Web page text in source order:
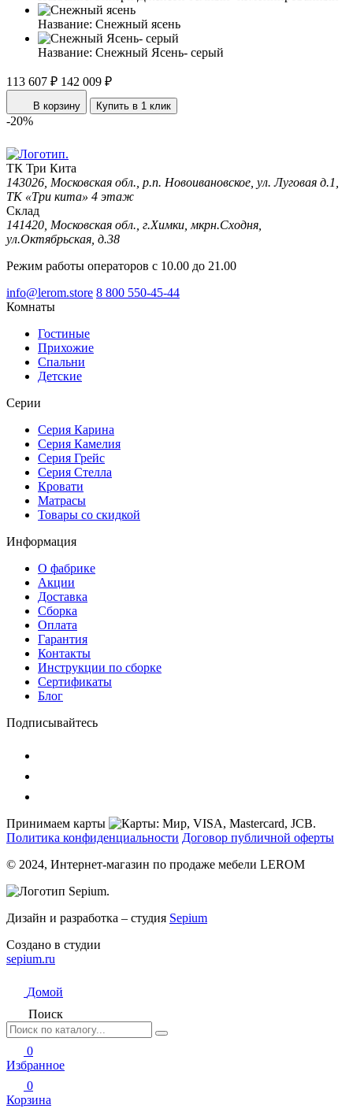
Название: Снежный ясень
Название: Снежный Ясень- серый
113 607 ₽ 142 009 ₽
В корзину Купить в 1 клик
-20%
ТК Три Кита
143026, Московская обл., р.п. Новоивановское, ул. Луговая д.1,
ТК «Три кита» 4 этаж
Склад
141420, Московская обл., г.Химки, мкрн.Сходня,
ул.Октябрьская, д.38
Режим работы операторов с 10.00 до 21.00
info@lerom.store 8 800 550-45-44
Комнаты
Гостиные
Прихожие
Спальни
Детские
Серии
Серия Карина
Серия Камелия
Серия Грейс
Серия Стелла
Кровати
Матрасы
Товары со скидкой
Информация
О фабрике
Акции
Доставка
Сборка
Оплата
Гарантия
Контакты
Инструкции по сборке
Сертификаты
Блог
Подписывайтесь
Принимаем карты
Политика конфиденциальности Договор публичной оферты
© 2024, Интернет-магазин по продаже мебели LEROM
Дизайн и разработка – студия Sepium
Создано в студии
sepium.ru
Домой
Поиск
0
Избранное
0
Корзина